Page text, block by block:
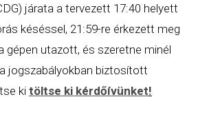
járata a tervezett 17:40 helyett
késéssel, 21:59-re érkezett meg
gépen utazott, és szeretne minél
jogszabályokban biztosított
ki töltse ki kérdőívünket!